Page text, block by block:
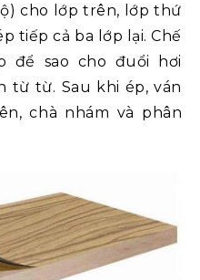
cho lớp trên, lớp thứ
tiếp cả ba lớp lại. Chế
để sao cho đuổi hơi
từ từ. Sau khi ép, ván
chà nhám và phân